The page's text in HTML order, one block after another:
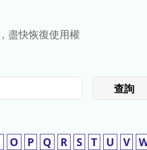
盡快恢復使用權
查詢
O P Q R S T U V